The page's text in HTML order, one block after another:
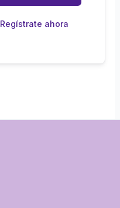
Regístrate ahora